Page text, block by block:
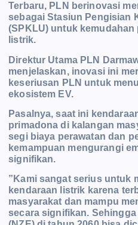
Terbaru, PLN berinovasi
sebagai Stasiun Pengisian
(SPKLU) untuk kemudahan
listrik.
Direktur Utama PLN
menjelaskan, inovasi ini
keseriusan PLN untuk
ekosistem EV.
Pasalnya, saat ini
primadona di kalangan
segi biaya perawatan dan
kemampuan mengurangi
signifikan.
”Kami sangat serius untuk
kendaraan listrik karena
masyarakat dan mampu
secara signifikan.